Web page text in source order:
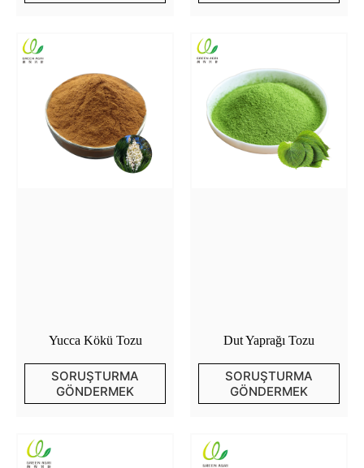
Yucca Kökü Tozu
SORUŞTURMA
GÖNDERMEK
Dut Yaprağı Tozu
SORUŞTURMA
GÖNDERMEK